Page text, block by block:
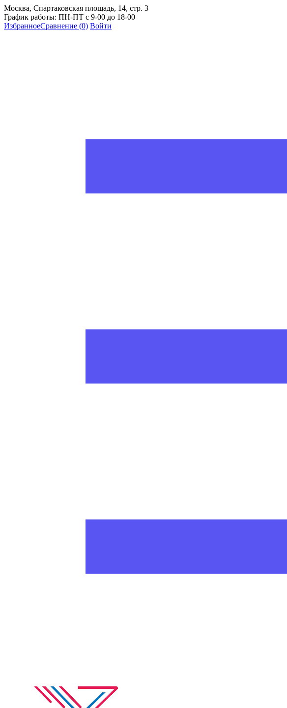
Москва, Спартаковская площадь, 14, стр. 3
График работы: ПН-ПТ с 9-00 до 18-00
ИзбранноеСравнение (0) Войти